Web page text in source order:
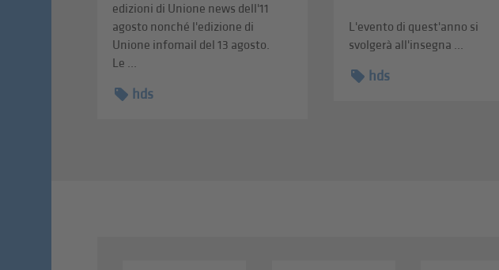
edizioni di Unione news dell'11
agosto nonché l'edizione di
Unione infomail del 13 agosto.
Le ...
hds
L'evento di quest'anno si
svolgerà all'insegna ...
hds